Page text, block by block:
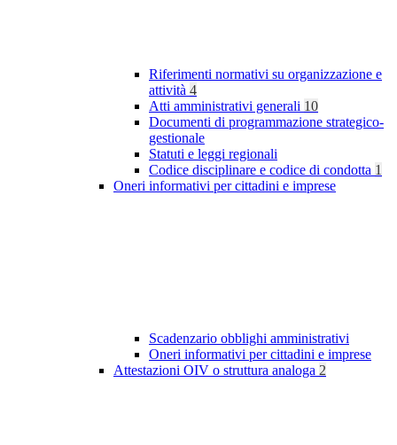
Riferimenti normativi su organizzazione e
attività 4
Atti amministrativi generali 10
Documenti di programmazione strategico-
gestionale
Statuti e leggi regionali
Codice disciplinare e codice di condotta 1
Oneri informativi per cittadini e imprese
Scadenzario obblighi amministrativi
Oneri informativi per cittadini e imprese
Attestazioni OIV o struttura analoga 2